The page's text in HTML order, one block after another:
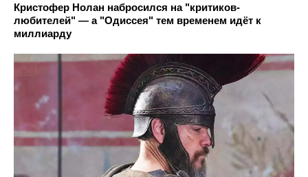
Кристофер Нолан набросился на "критиков-
любителей" — а "Одиссея" тем временем идёт к
миллиарду